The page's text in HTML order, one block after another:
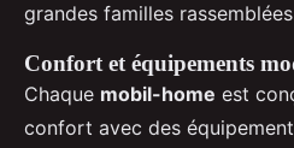
grandes familles
Confort et équipements
Chaque mobil-home est
confort avec des